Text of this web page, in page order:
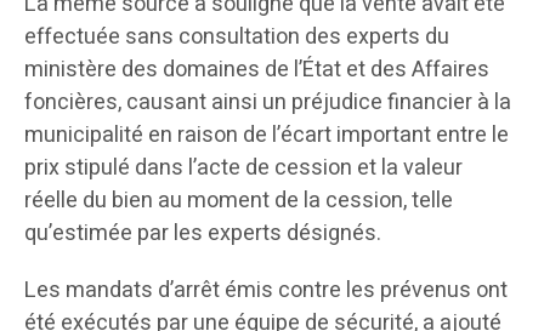
effectuée sans consultation des experts du
ministère des domaines de l’État et des Affaires
foncières, causant ainsi un préjudice financier à la
municipalité en raison de l’écart important entre le
prix stipulé dans l’acte de cession et la valeur
réelle du bien au moment de la cession, telle
qu’estimée par les experts désignés.
Les mandats d’arrêt émis contre les prévenus ont
été exécutés par une équipe de sécurité, a ajouté